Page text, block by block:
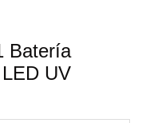
Batería
UV